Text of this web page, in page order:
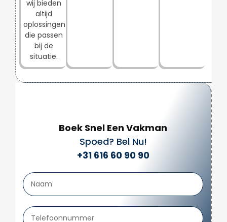
wij bieden
altijd
oplossingen
die passen
bij de
situatie.
Boek Snel Een Vakman
Spoed? Bel Nu!
+31 616 60 90 90